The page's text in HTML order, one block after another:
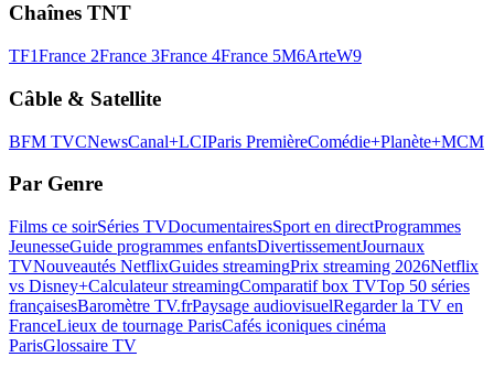
Chaînes TNT
TF1France 2France 3France 4France 5M6ArteW9
Câble & Satellite
BFM TVCNewsCanal+LCIParis PremièreComédie+Planète+MCM
Par Genre
Films ce soirSéries TVDocumentairesSport en directProgrammes
JeunesseGuide programmes enfantsDivertissementJournaux
TVNouveautés NetflixGuides streamingPrix streaming 2026Netflix
vs Disney+Calculateur streamingComparatif box TVTop 50 séries
françaisesBaromètre TV.frPaysage audiovisuelRegarder la TV en
FranceLieux de tournage ParisCafés iconiques cinéma
ParisGlossaire TV